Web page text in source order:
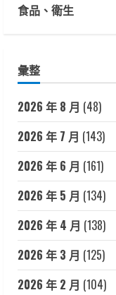
食品、衛生
彙整
2026 年 8 月 (48)
2026 年 7 月 (143)
2026 年 6 月 (161)
2026 年 5 月 (134)
2026 年 4 月 (138)
2026 年 3 月 (125)
2026 年 2 月 (104)